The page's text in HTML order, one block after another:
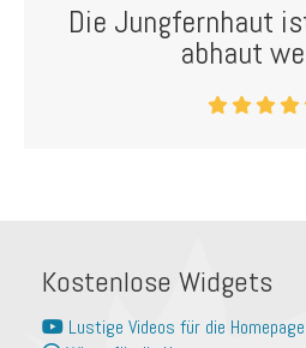
Die Jungfernhaut
abhaut
Kostenlose Widgets
Lustige Videos für die Homepage